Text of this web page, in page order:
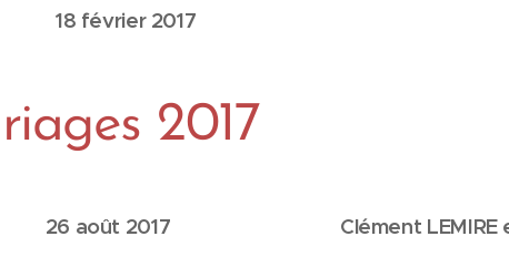
février 2017
2017
2017 Clément LEMIRE et